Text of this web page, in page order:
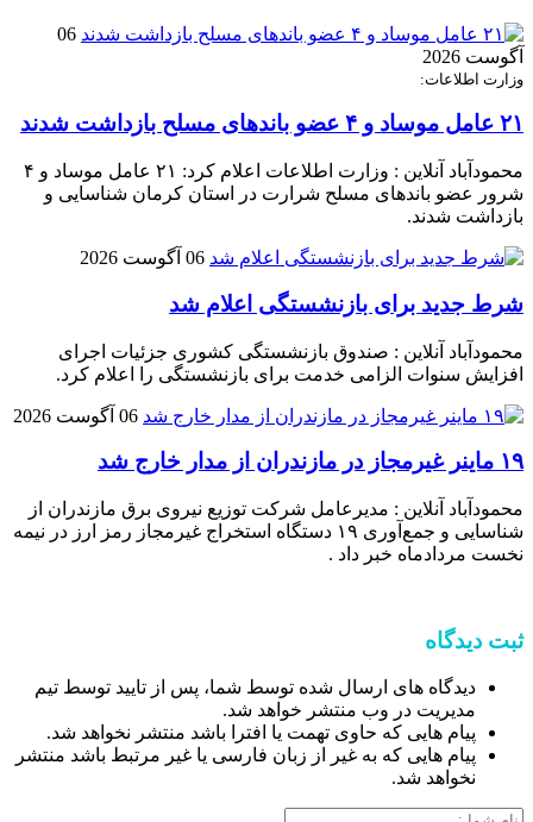
06
آگوست 2026
وزارت اطلاعات:
۲۱ عامل موساد و ۴ عضو باند‌های مسلح بازداشت شدند
محمودآباد آنلاین : وزارت اطلاعات اعلام کرد: ۲۱ عامل موساد و ۴
شرور عضو باند‌های مسلح شرارت در استان کرمان شناسایی و
بازداشت شدند.
06 آگوست 2026
شرط جدید برای بازنشستگی اعلام شد
محمودآباد آنلاین : صندوق بازنشستگی کشوری جزئیات اجرای
افزایش سنوات الزامی خدمت برای بازنشستگی را اعلام کرد.
06 آگوست 2026
۱۹ ماینر غیرمجاز در مازندران از مدار خارج شد
محمودآباد آنلاین : مدیرعامل شرکت توزیع نیروی برق مازندران از
شناسایی و جمع‌آوری ۱۹ دستگاه استخراج غیرمجاز رمز ارز در نیمه
نخست مردادماه خبر داد .
ثبت دیدگاه
دیدگاه های ارسال شده توسط شما، پس از تایید توسط تیم
مدیریت در وب منتشر خواهد شد.
پیام هایی که حاوی تهمت یا افترا باشد منتشر نخواهد شد.
پیام هایی که به غیر از زبان فارسی یا غیر مرتبط باشد منتشر
نخواهد شد.